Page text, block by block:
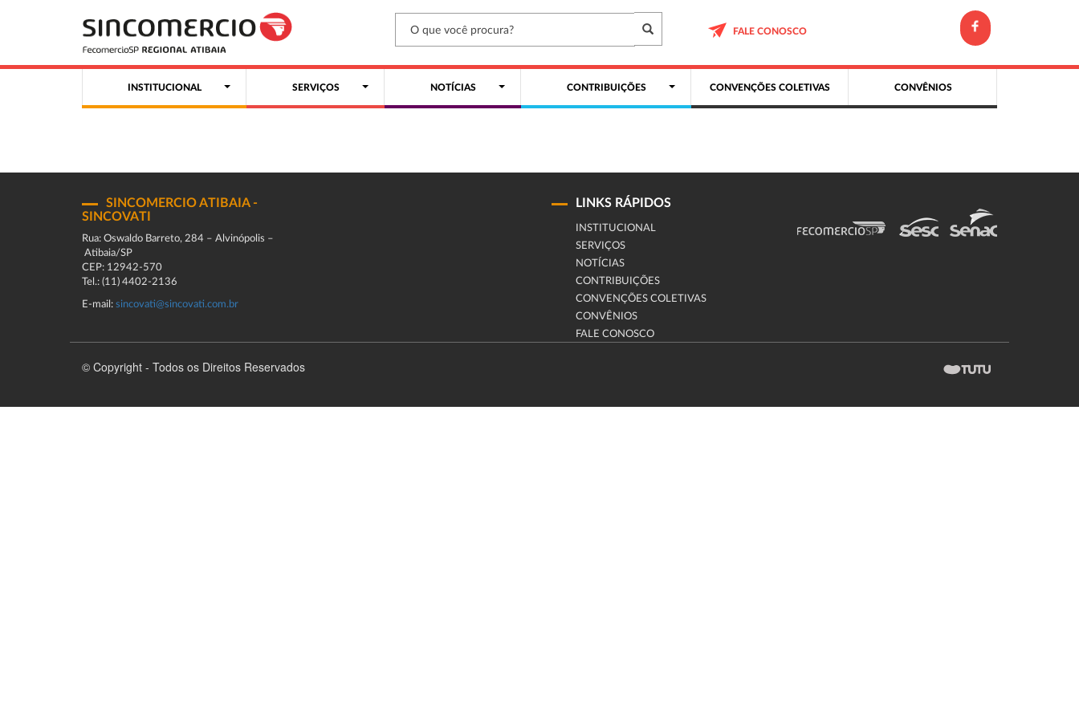
FALE CONOSCO
INSTITUCIONAL SERVIÇOS NOTÍCIAS CONTRIBUIÇÕES CONVENÇÕES COLETIVAS CONVÊNIOS
SINCOMERCIO ATIBAIA -
SINCOVATI
Rua: Oswaldo Barreto, 284 – Alvinópolis –
Atibaia/SP
CEP: 12942-570
Tel.: (11) 4402-2136
E-mail: sincovati@sincovati.com.br
LINKS RÁPIDOS
INSTITUCIONAL
SERVIÇOS
NOTÍCIAS
CONTRIBUIÇÕES
CONVENÇÕES COLETIVAS
CONVÊNIOS
FALE CONOSCO
© Copyright - Todos os Direitos Reservados